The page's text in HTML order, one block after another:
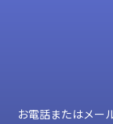
お電話またはメー